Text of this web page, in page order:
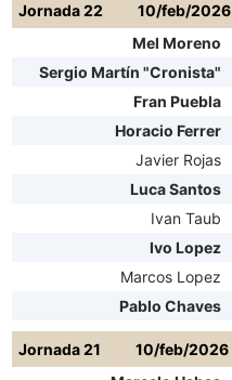
Jornada 22
10/feb/2026
Mel Moreno
Sergio Martín "Cronista"
Fran Puebla
Horacio Ferrer
Javier Rojas
Luca Santos
Ivan Taub
Ivo Lopez
Marcos Lopez
Pablo Chaves
Jornada 21
10/feb/2026